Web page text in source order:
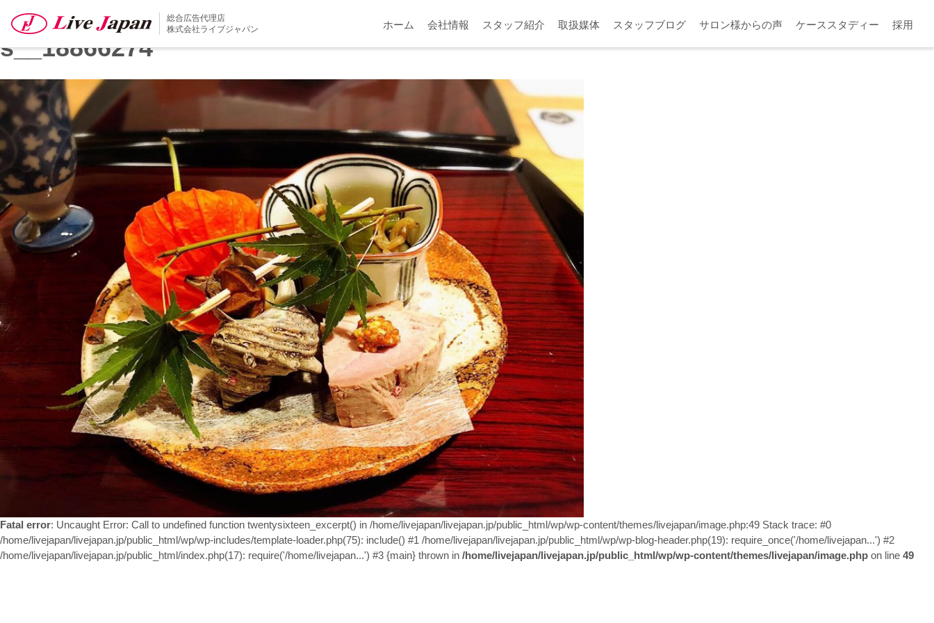
総合広告代理店
株式会社ライブジャパン
ホーム 会社情報 スタッフ紹介 取扱媒体 スタッフブログ サロン様からの声 ケーススタディー 採用
次の画像
s__18866274
Fatal error: Uncaught Error: Call to undefined function twentysixteen_excerpt() in /home/livejapan/livejapan.jp/public_html/wp/wp-content/themes/livejapan/image.php:49 Stack trace: #0
/home/livejapan/livejapan.jp/public_html/wp/wp-includes/template-loader.php(75): include() #1 /home/livejapan/livejapan.jp/public_html/wp/wp-blog-header.php(19): require_once('/home/livejapan...') #2
/home/livejapan/livejapan.jp/public_html/index.php(17): require('/home/livejapan...') #3 {main} thrown in /home/livejapan/livejapan.jp/public_html/wp/wp-content/themes/livejapan/image.php on line 49